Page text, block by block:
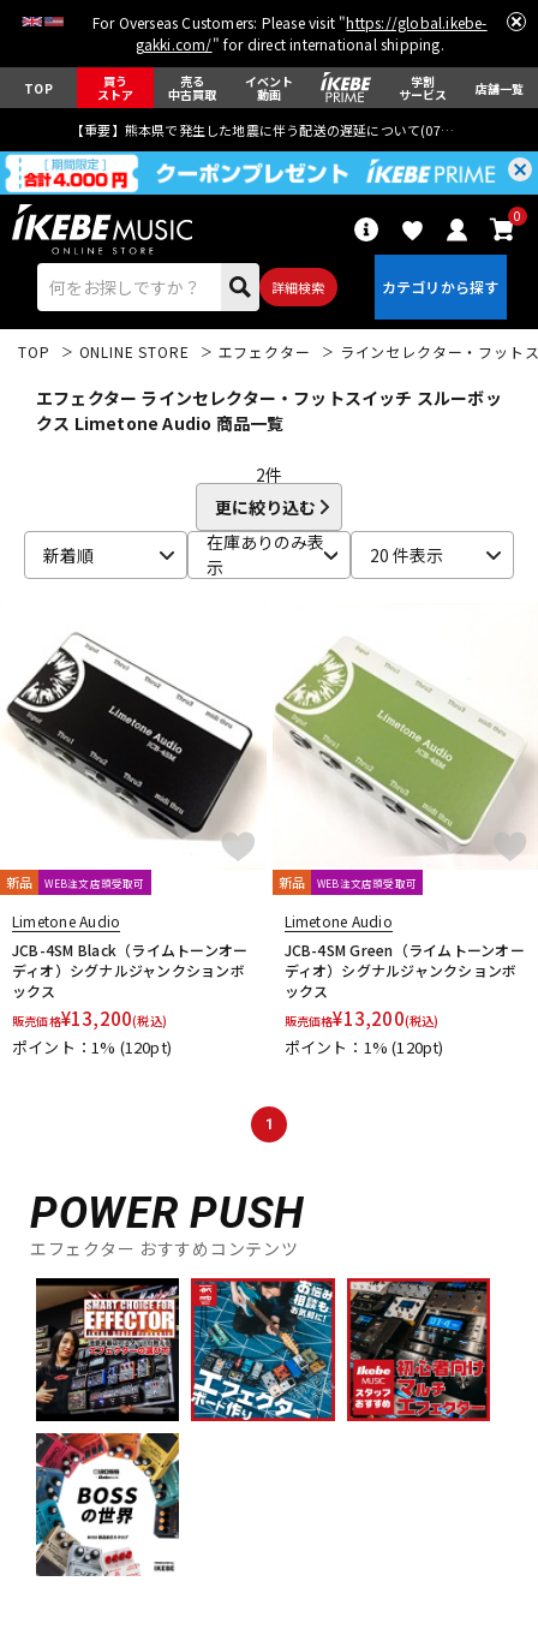
For Overseas Customers: Please visit "https://global.ikebe-
gakki.com/" for direct international shipping.
TOP 買う
ストア
売る
中古買取
イベント
動画
学割
サービス 店舗一覧
【重要】熊本県で発生した地震に伴う配送の遅延について(07月29日
詳細検索
0
ベース ウクレレ
ドラム パーカッション
キーボード 電子ピアノ
管楽器 その他楽器
アンプ エフェクター
TOP ONLINE STORE エフェクター ラインセレクター・フット
エフェクター ラインセレクター・フットスイッチ スルーボッ
クス Limetone Audio 商品一覧
2件
更に絞り込む
新着順
在庫ありのみ表
示
20 件表示
新品 WEB注文店頭受取可
Limetone Audio
JCB-4SM Black（ライムトーンオー
ディオ）シグナルジャンクションボ
ックス
販売価格¥13,200(税込)
ポイント：1% (120pt)
新品 WEB注文店頭受取可
Limetone Audio
JCB-4SM Green（ライムトーンオー
ディオ）シグナルジャンクションボ
ックス
販売価格¥13,200(税込)
ポイント：1%(120pt)
1
POWER PUSH
エフェクター おすすめコンテンツ